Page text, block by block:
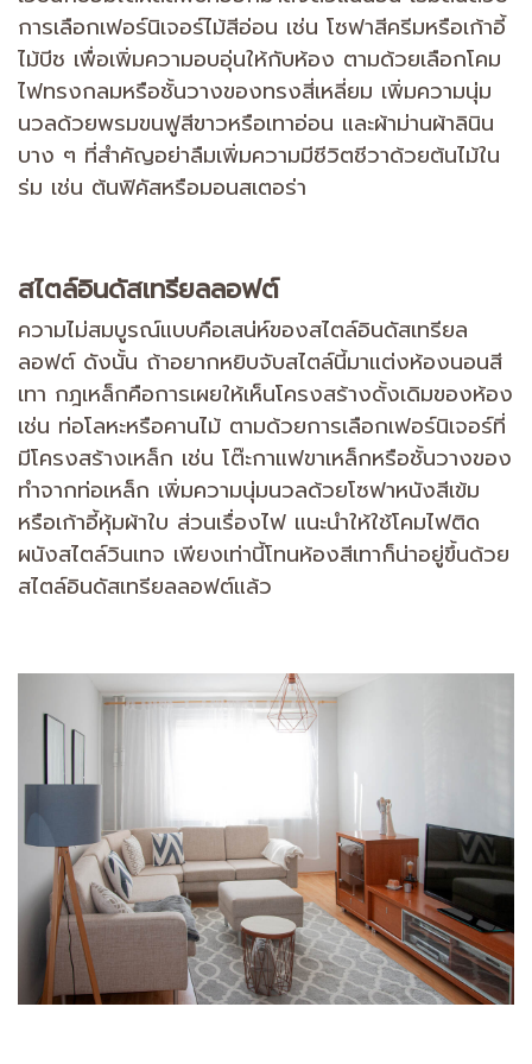
การเลือกเฟอร์นิเจอร์ไม้สีอ่อน เช่น โซฟาสีครีมหรือเก้าอี้
ไม้บีช เพื่อเพิ่มความอบอุ่นให้กับห้อง ตามด้วยเลือกโคม
ไฟทรงกลมหรือชั้นวางของทรงสี่เหลี่ยม เพิ่มความนุ่ม
นวลด้วยพรมขนฟูสีขาวหรือเทาอ่อน และผ้าม่านผ้าลินิน
บาง ๆ ที่สำคัญอย่าลืมเพิ่มความมีชีวิตชีวาด้วยต้นไม้ใน
ร่ม เช่น ต้นฟิคัสหรือมอนสเตอร่า
สไตล์อินดัสเทรียลลอฟต์
ความไม่สมบูรณ์แบบคือเสน่ห์ของสไตล์อินดัสเทรียล
ลอฟต์ ดังนั้น ถ้าอยากหยิบจับสไตล์นี้มาแต่งห้องนอนสี
เทา กฎเหล็กคือการเผยให้เห็นโครงสร้างดั้งเดิมของห้อง
เช่น ท่อโลหะหรือคานไม้ ตามด้วยการเลือกเฟอร์นิเจอร์ที่
มีโครงสร้างเหล็ก เช่น โต๊ะกาแฟขาเหล็กหรือชั้นวางของ
ทำจากท่อเหล็ก เพิ่มความนุ่มนวลด้วยโซฟาหนังสีเข้ม
หรือเก้าอี้หุ้มผ้าใบ ส่วนเรื่องไฟ แนะนำให้ใช้โคมไฟติด
ผนังสไตล์วินเทจ เพียงเท่านี้โทนห้องสีเทาก็น่าอยู่ขึ้นด้วย
สไตล์อินดัสเทรียลลอฟต์แล้ว